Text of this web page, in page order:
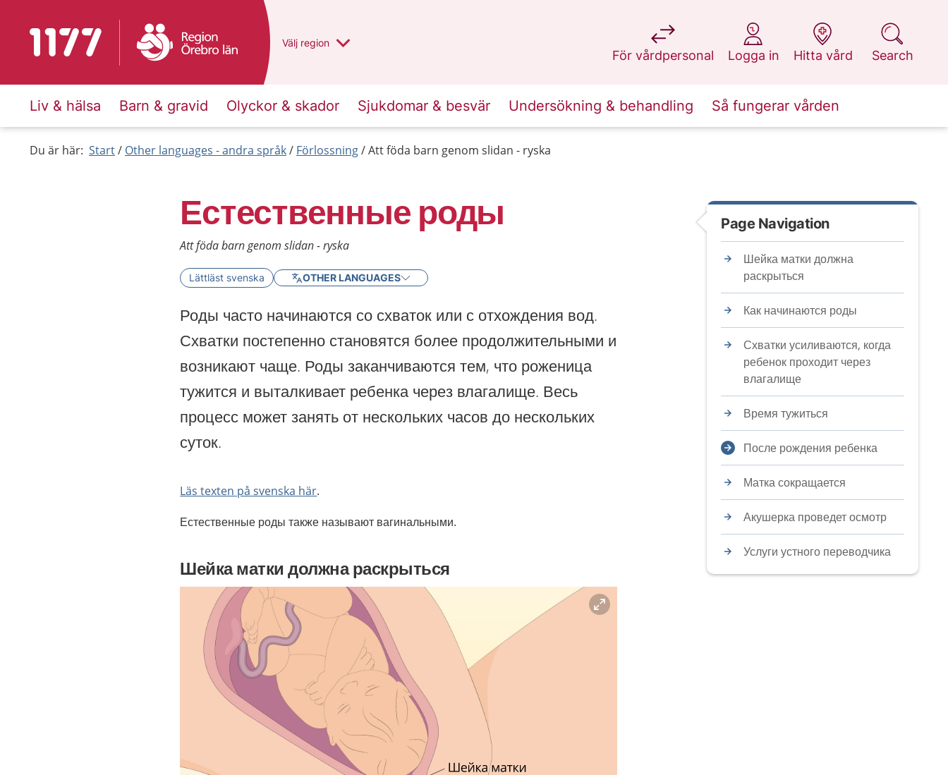
To start page for 1177 Du har valt region
Välj en annan
region
För vårdpersonal
at 1177.se
Logga in
at 1177.se
Hitta vård
at 1177.se
Search
at 1177.se
Liv & hälsa Barn & gravid Olyckor & skador Sjukdomar & besvär Undersökning & behandling Så fungerar vården
Du är här: Start Other languages - andra språk Förlossning Att föda barn genom slidan - ryska
Естественные роды
Att föda barn genom slidan - ryska
Lättläst svenska OTHER LANGUAGES
Роды часто начинаются со схваток или с отхождения вод.
Схватки постепенно становятся более продолжительными и
возникают чаще. Роды заканчиваются тем, что роженица
тужится и выталкивает ребенка через влагалище. Весь
процесс может занять от нескольких часов до нескольких
суток.
Läs texten på svenska här.
Естественные роды также называют вагинальными.
Шейка матки должна раскрыться
Page Navigation
Шейка матки должна
раскрыться
Как начинаются роды
Схватки усиливаются, когда
ребенок проходит через
влагалище
Время тужиться
После рождения ребенка
Матка сокращается
Акушерка проведет осмотр
Услуги устного переводчика